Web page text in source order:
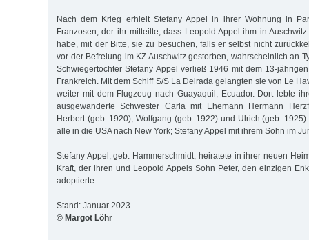
Nach dem Krieg erhielt Stefany Appel in ihrer Wohnung in
Franzosen, der ihr mitteilte, dass Leopold Appel ihm in
habe, mit der Bitte, sie zu besuchen, falls er selbst nicht
vor der Befreiung im KZ Auschwitz gestorben, wahrscheinlich an
Schwiegertochter Stefany Appel verließ 1946 mit dem 13-
Frankreich. Mit dem Schiff S/S La Deirada gelangten sie von Le
weiter mit dem Flugzeug nach Guayaquil, Ecuador. Dort lebte
ausgewanderte Schwester Carla mit Ehemann Hermann
Herbert (geb. 1920), Wolfgang (geb. 1922) und Ulrich (geb.
alle in die USA nach New York; Stefany Appel mit ihrem Sohn im
Stefany Appel, geb. Hammerschmidt, heiratete in ihrer neuen
Kraft, der ihren und Leopold Appels Sohn Peter, den einzigen
adoptierte.
Stand: Januar 2023
© Margot Löhr